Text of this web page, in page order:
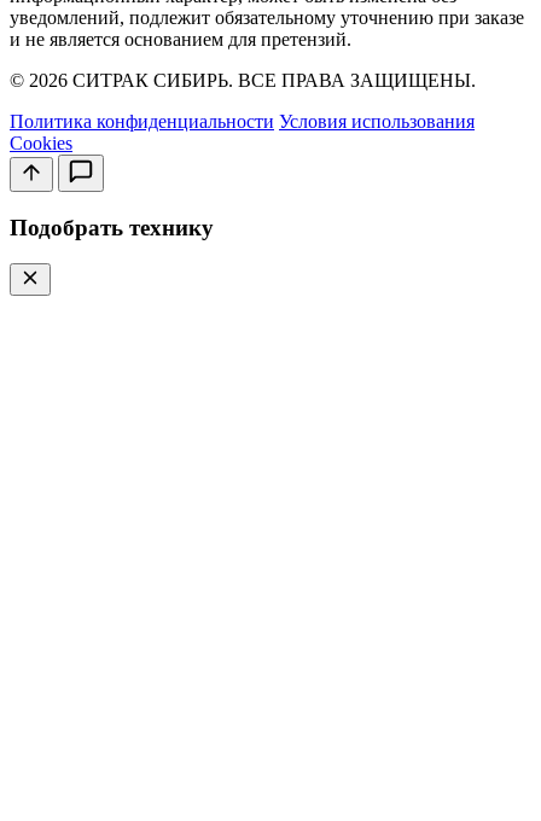
уведомлений, подлежит обязательному уточнению при заказе
и не является основанием для претензий.
© 2026 СИТРАК СИБИРЬ. ВСЕ ПРАВА ЗАЩИЩЕНЫ.
Политика конфиденциальности Условия использования
Cookies
Подобрать технику